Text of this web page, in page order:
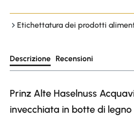
Etichettatura dei prodotti
Descrizione Recensioni
Prinz Alte Haselnuss
invecchiata in botte di legno